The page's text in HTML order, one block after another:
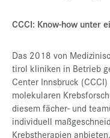
CCCI: Know-how unter
Das 2018 von
tirol kliniken in Betrieb
Center Innsbruck
molekularen
diesem fächer- und
individuell
Krebstherapien